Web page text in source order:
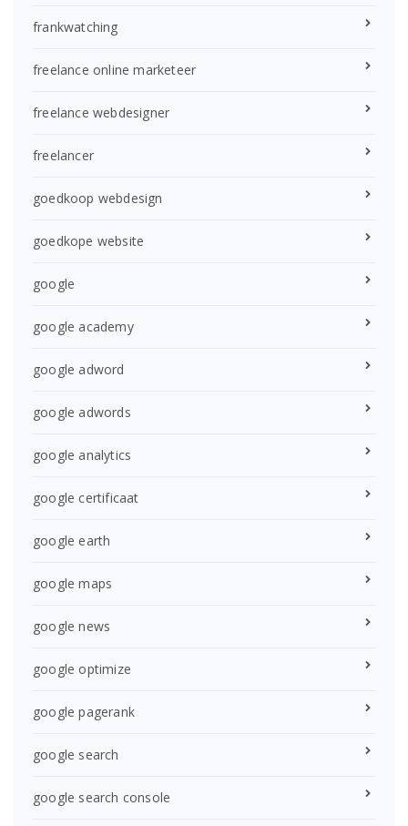
frankwatching
freelance online marketeer
freelance webdesigner
freelancer
goedkoop webdesign
goedkope website
google
google academy
google adword
google adwords
google analytics
google certificaat
google earth
google maps
google news
google optimize
google pagerank
google search
google search console